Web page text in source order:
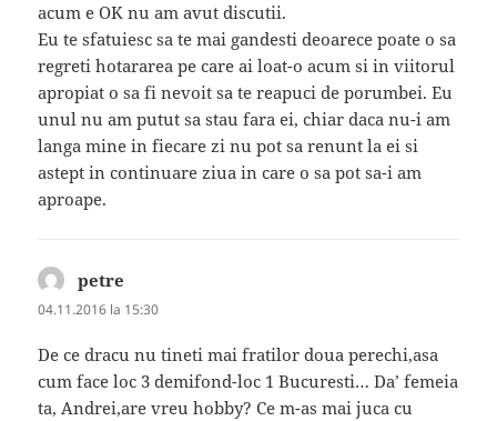
acum e OK nu am avut discutii.
Eu te sfatuiesc sa te mai gandesti deoarece poate o sa
regreti hotararea pe care ai loat-o acum si in viitorul
apropiat o sa fi nevoit sa te reapuci de porumbei. Eu
unul nu am putut sa stau fara ei, chiar daca nu-i am
langa mine in fiecare zi nu pot sa renunt la ei si
astept in continuare ziua in care o sa pot sa-i am
aproape.
petre
04.11.2016 la 15:30
De ce dracu nu tineti mai fratilor doua perechi,asa
cum face loc 3 demifond-loc 1 Bucuresti… Da’ femeia
ta, Andrei,are vreu hobby? Ce m-as mai juca cu